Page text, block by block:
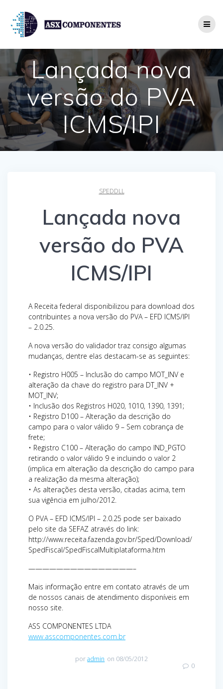
content
Lançada nova
versão do PVA
ICMS/IPI
SPEDDLL
Lançada nova
versão do PVA
ICMS/IPI
A Receita federal disponibilizou para download dos
contribuintes a nova versão do PVA – EFD ICMS/IPI
– 2.0.25.
A nova versão do validador traz consigo algumas
mudanças, dentre elas destacam-se as seguintes:
• Registro H005 – Inclusão do campo MOT_INV e
alteração da chave do registro para DT_INV +
MOT_INV;
• Inclusão dos Registros H020, 1010, 1390, 1391;
• Registro D100 – Alteração da descrição do
campo para o valor válido 9 – Sem cobrança de
frete;
• Registro C100 – Alteração do campo IND_PGTO
retirando o valor válido 9 e incluindo o valor 2
(implica em alteração da descrição do campo para
a realização da mesma alteração);
• As alterações desta versão, citadas acima, tem
sua vigência em julho/2012.
O PVA – EFD ICMS/IPI – 2.0.25 pode ser baixado
pelo site da SEFAZ através do link:
http://www.receita.fazenda.gov.br/Sped/Download/
SpedFiscal/SpedFiscalMultiplataforma.htm
———————————————–
Mais informação entre em contato através de um
de nossos canais de atendimento disponíveis em
nosso site.
ASS COMPONENTES LTDA
www.asscomponentes.com.br
poradmin on 08/05/2012
0